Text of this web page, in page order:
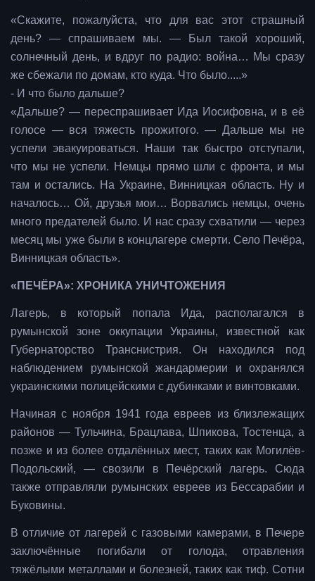
«Скажите, пожалуйста, что для вас этот страшный
день? — спрашиваем мы. — Был такой хороший,
солнечный день, и вдруг по радио: война… Мы сразу
же сбежали по домам, кто куда. Что было.....»
- И что было дальше?
«Дальше? — переспрашивает Ида Иосифовна, и в её
голосе — вся тяжесть прожитого. — Дальше мы не
успели эвакуироваться. Наши так быстро отступали,
что мы не успели. Немцы прямо шли с фронта, и мы
там и остались. На Украине, Винницкая область. Ну и
началось… Ой, друзья мои… Ворвались немцы, очень
много предателей было. И нас сразу схватили — через
месяц мы уже были в концлагере смерти. Село Печёра,
Винницкая область».
«ПЕЧЁРА»: ХРОНИКА УНИЧТОЖЕНИЯ
Лагерь, в который попала Ида, располагался в
румынской зоне оккупации Украины, известной как
Губернаторство Транснистрия. Он находился под
наблюдением румынской жандармерии и охранялся
украинскими полицейскими с дубинками и винтовками.
Начиная с ноября 1941 года евреев из близлежащих
районов — Тульчина, Брацлава, Шпикова, Тостенца, а
позже и из более отдалённых мест, таких как Могилёв-
Подольский, — свозили в Печёрский лагерь. Сюда
также отправляли румынских евреев из Бессарабии и
Буковины.
В отличие от лагерей с газовыми камерами, в Печере
заключённые погибали от голода, отравления
тяжёлыми металлами и болезней, таких как тиф. Сотни